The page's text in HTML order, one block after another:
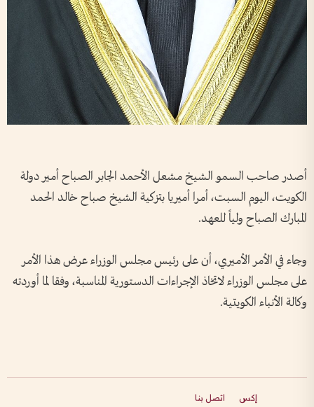
أصدر صاحب السمو الشيخ مشعل الأحمد الجابر الصباح أمير دولة
الكويت، اليوم السبت، أمرا أميريا بتزكية الشيخ صباح خالد الحمد
المبارك الصباح ولياً للعهد.
وجاء في الأمر الأميري، أن على رئيس مجلس الوزراء عرض هذا الأمر
على مجلس الوزراء لاتخاذ الإجراءات الدستورية المناسبة، وفقا لما أوردته
وكالة الأنباء الكويتية.
إكس اتصل بنا